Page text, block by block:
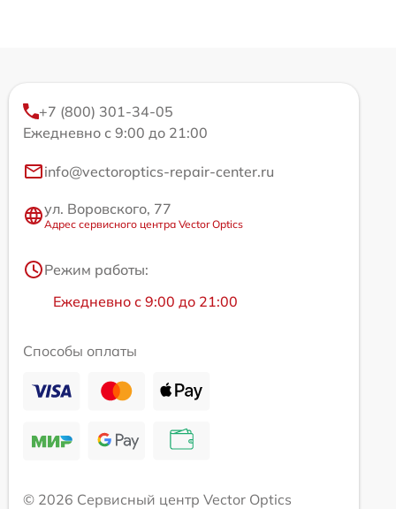
+7 (800) 301-34-05
Ежедневно с 9:00 до 21:00
info@vectoroptics-repair-center.ru
ул. Воровского, 77
Адрес сервисного центра Vector Optics
Режим работы:
Ежедневно с 9:00 до 21:00
Способы оплаты
© 2026 Сервисный центр Vector Optics